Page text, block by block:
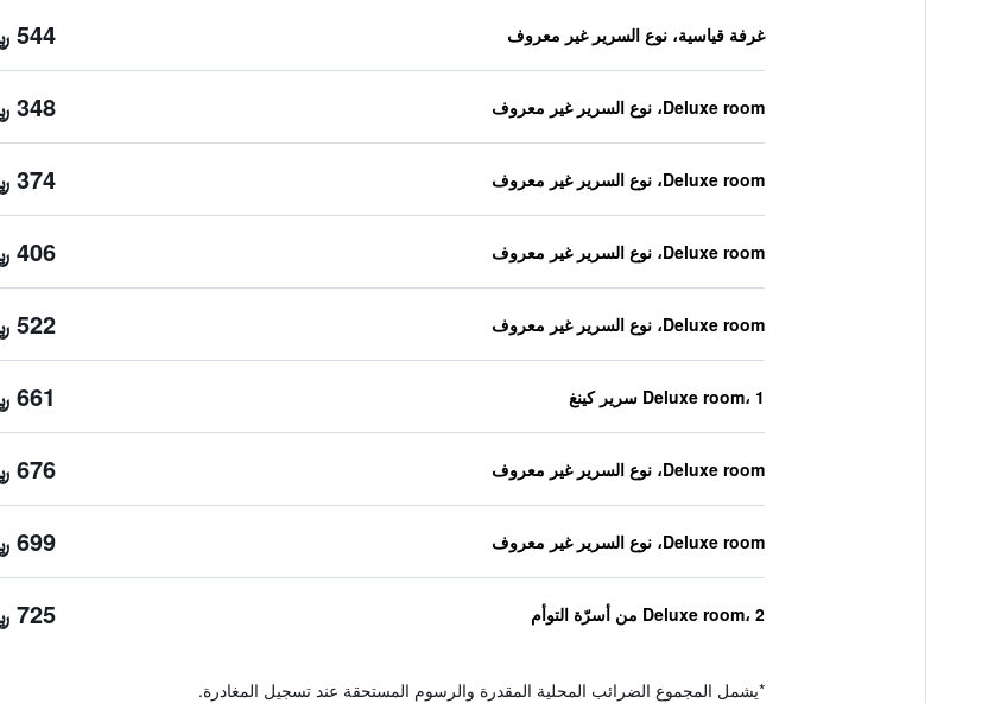
غرفة قياسية، نوع السرير غير معروف 544 ﷼
Deluxe room، نوع السرير غير معروف 348 ﷼
Deluxe room، نوع السرير غير معروف 374 ﷼
Deluxe room، نوع السرير غير معروف 406 ﷼
Deluxe room، نوع السرير غير معروف 522 ﷼
Deluxe room، 1 سرير كينغ 661 ﷼
Deluxe room، نوع السرير غير معروف 676 ﷼
Deluxe room، نوع السرير غير معروف 699 ﷼
Deluxe room، 2 من أسرّة التوأم 725 ﷼
*يشمل المجموع الضرائب المحلية المقدرة والرسوم المستحقة عند تسجيل المغادرة.